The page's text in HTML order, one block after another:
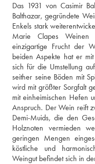
Das 1931 von Casimir
Balthazar, gegründete
Enkels stark
Marie Clapes
einzigartige Frucht der
beiden Aspekte hat er
sich für die Umstellung
seither seine Böden mit
wird mit größter Sorgfalt
mit einheimischen Hefen
Anspruch. Der Wein reift
Demi-Muids, die den
Holznoten vermieden
geringen Mengen
köstliche und
Weingut befindet sich in